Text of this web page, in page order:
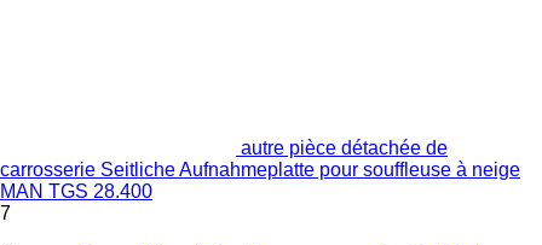
autre pièce détachée de
carrosserie Seitliche Aufnahmeplatte pour souffleuse à neige
MAN TGS 28.400
7